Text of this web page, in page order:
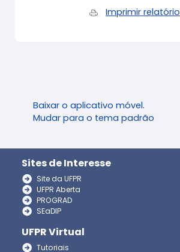
Imprimir relatório
Baixar o aplicativo móvel.
Mudar para o tema padrão
Sites de Interesse
Site da UFPR
UFPR Aberta
PROGRAD
SEaDIP
UFPR Virtual
Tutoriais